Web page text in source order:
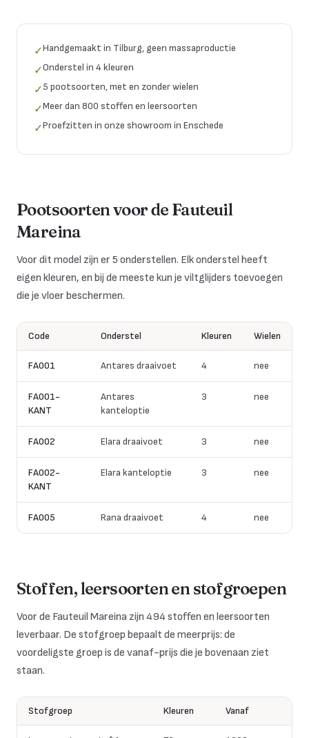
✓Handgemaakt in Tilburg, geen massaproductie
✓Onderstel in 4 kleuren
✓5 pootsoorten, met en zonder wielen
✓Meer dan 800 stoffen en leersoorten
✓Proefzitten in onze showroom in Enschede
Pootsoortenvoor de Fauteuil
Mareina
Voor dit model zijn er 5 onderstellen. Elk onderstel heeft
eigen kleuren, en bij de meeste kun je viltglijders toevoegen
die je vloer beschermen.
Code Onderstel Kleuren Wielen
FA001 Antares draaivoet 4 nee
FA001-
KANT
Antares
kanteloptie
3 nee
FA002 Elara draaivoet 3 nee
FA002-
KANT
Elara kanteloptie 3 nee
FA005 Rana draaivoet 4 nee
Stoffen, leersoorten en stofgroepen
Voor de Fauteuil Mareina zijn 494 stoffen en leersoorten
leverbaar. De stofgroep bepaalt de meerprijs: de
voordeligste groep is de vanaf-prijs die je bovenaan ziet
staan.
Stofgroep Kleuren Vanaf